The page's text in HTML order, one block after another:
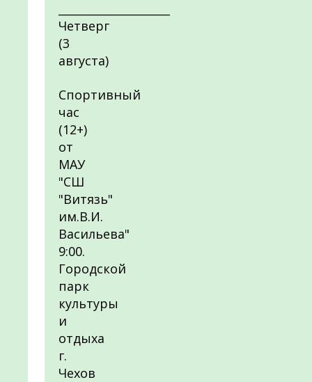
Четверг
(3
августа)
Спортивный
час
(12+)
от
МАУ
"СШ
"Витязь"
им.В.И.
Васильева"
9:00.
Городской
парк
культуры
и
отдыха
г.
Чехов